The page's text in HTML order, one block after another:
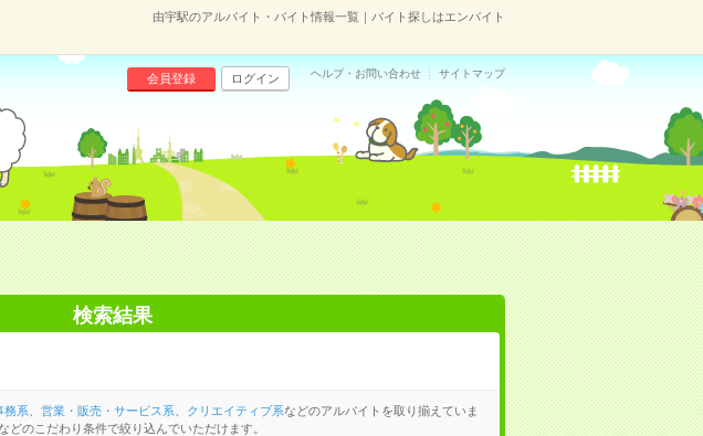
由宇駅のアルバイト・バイト情報一覧｜バイト探しはエンバイト
会員登録 ログイン ヘルプ・お問い合わせ サイトマップ
検索結果
務系 営業・販売・サービス系 クリエイティブ系などのアルバイトを取り揃えていま
どのこだわり条件で絞り込んでいただけます。